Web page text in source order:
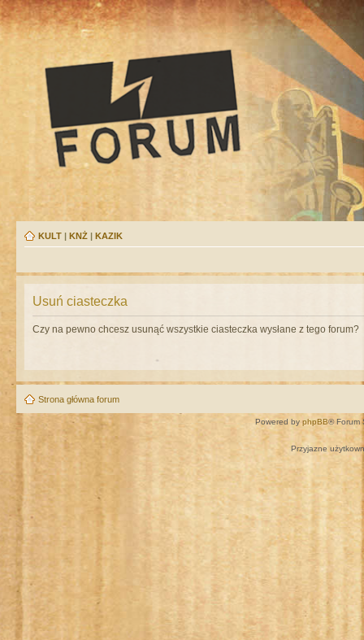
KULT | KNŻ | KAZIK
Usuń ciasteczka
Czy na pewno chcesz usunąć wszystkie ciasteczka wysłane z tego forum?
Strona główna forum
Powered by phpBB® Forum
Przyjazne